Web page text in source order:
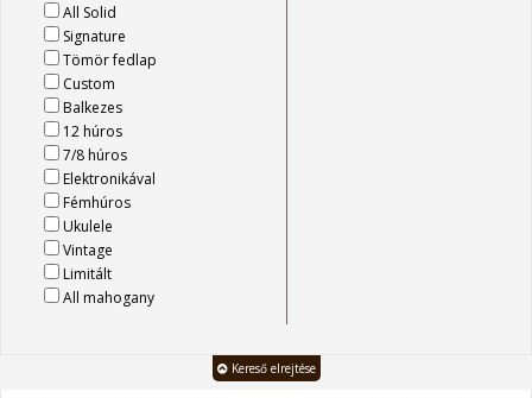
All Solid
Signature
Tömör fedlap
Custom
Balkezes
12 húros
7/8 húros
Elektronikával
Fémhúros
Ukulele
Vintage
Limitált
All mahogany
Kereső elrejtése